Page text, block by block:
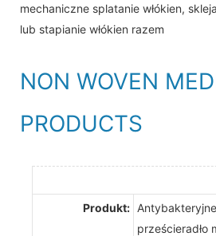
mechaniczne splatanie włókien,
lub stapianie włókien razem
NON WOVEN
PRODUCTS
Produkt:
prześcieradło